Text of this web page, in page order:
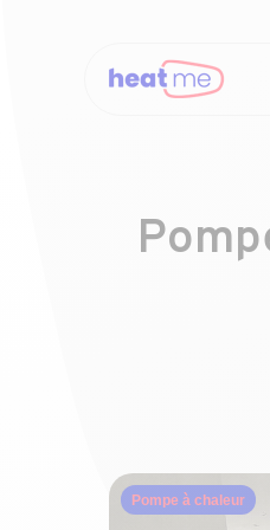
Pompe à chaleur